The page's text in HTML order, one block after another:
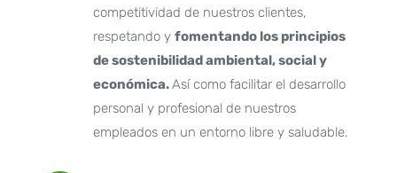
competitividad de nuestros clientes,
respetando y fomentando los principios
de sostenibilidad ambiental, social y
económica.Así como facilitar el desarrollo
personal y profesional de nuestros
empleados en un entorno libre y saludable.